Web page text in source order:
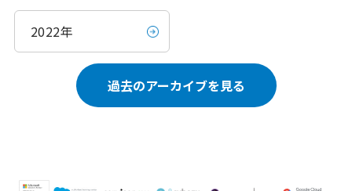
2022年
過去のアーカイブを見る